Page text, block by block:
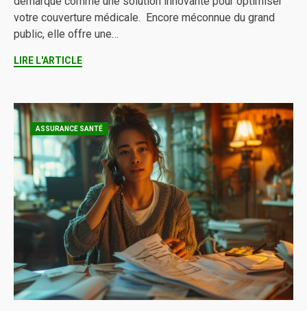
votre couverture médicale. Encore méconnue du grand
public, elle offre une…
LIRE L'ARTICLE
ASSURANCE SANTÉ